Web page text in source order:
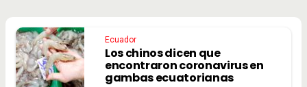
Ecuador
Los chinos dicen que
encontraron coronavirus en
gambas ecuatorianas